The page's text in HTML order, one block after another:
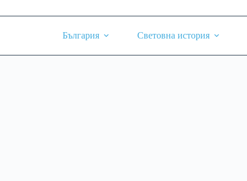
България Световна история